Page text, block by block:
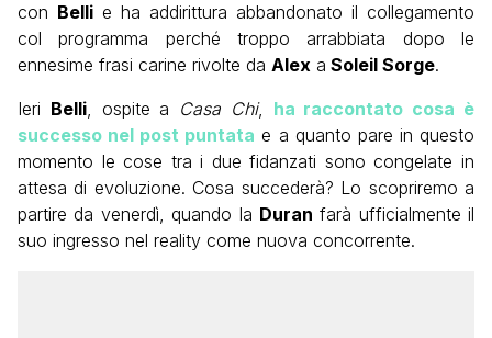
con Belli e ha addirittura abbandonato il collegamento
col programma perché troppo arrabbiata dopo le
ennesime frasi carine rivolte da Alex a Soleil Sorge.
Ieri Belli, ospite a Casa Chi, ha raccontato cosa è
successo nel post puntata e a quanto pare in questo
momento le cose tra i due fidanzati sono congelate in
attesa di evoluzione. Cosa succederà? Lo scopriremo a
partire da venerdì, quando la Duran farà ufficialmente il
suo ingresso nel reality come nuova concorrente.